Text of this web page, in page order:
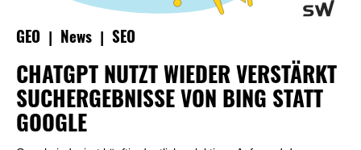
GEO News SEO
CHATGPT NUTZT WIEDER VERSTÄRKT
SUCHERGEBNISSE VON BING STATT
GOOGLE